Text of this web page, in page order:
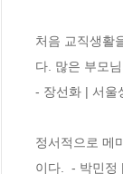
처음 교직생활
다. 많은 부모
- 장선화 | 서울
정서적으로 메
이다.  - 박민정